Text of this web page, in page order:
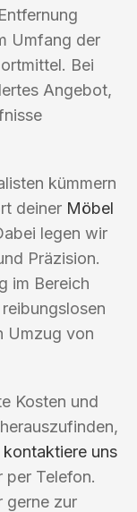
Umfang der
Bei
Angebot,
kümmern
deiner Möbel
legen wir
Präzision.
im Bereich
Umzug von
Kosten und
kontaktiere uns
per Telefon.
gerne zur